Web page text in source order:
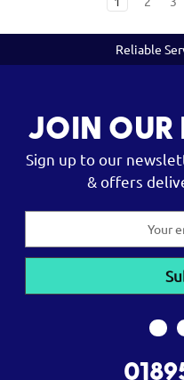
Reliable
JOIN OUR
Sign up to our
& offers